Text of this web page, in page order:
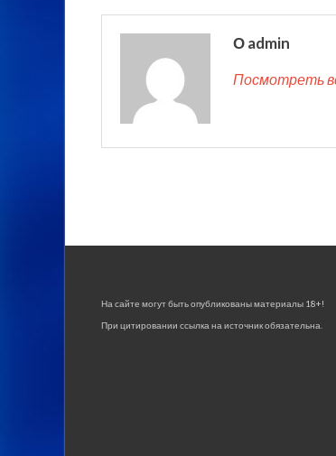
О admin
Посмотреть
На сайте могут быть опубликованы материалы 18+!
При цитировании ссылка на источник обязательна.